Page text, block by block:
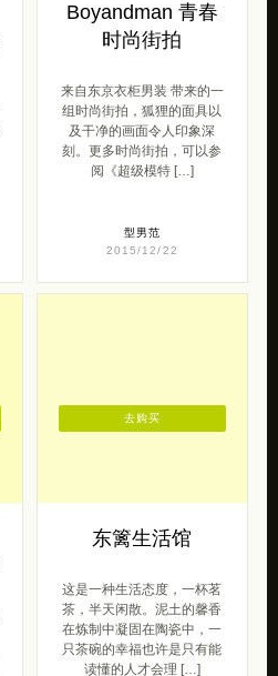
Boyandman 青春
时尚街拍
来自东京衣柜男装 带来的一
组时尚街拍，狐狸的面具以
及干净的画面令人印象深
刻。更多时尚街拍，可以参
阅《超级模特 […]
型男范
2015/12/22
东篱生活馆
这是一种生活态度，一杯茗
茶，半天闲散。泥土的馨香
在炼制中凝固在陶瓷中，一
只茶碗的幸福也许是只有能
读懂的人才会理 […]
去购买